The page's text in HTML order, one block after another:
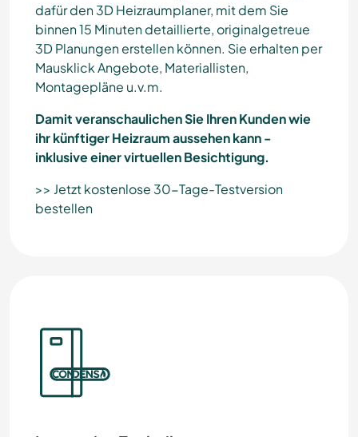
dafür den 3D Heizraumplaner, mit dem Sie
binnen 15 Minuten detaillierte, originalgetreue
3D Planungen erstellen können. Sie erhalten per
Mausklick Angebote, Materiallisten,
Montagepläne u.v.m.
Damit veranschaulichen Sie Ihren Kunden wie
ihr künftiger Heizraum aussehen kann -
inklusive einer virtuellen Besichtigung.
>> Jetzt kostenlose 30-Tage-Testversion
bestellen